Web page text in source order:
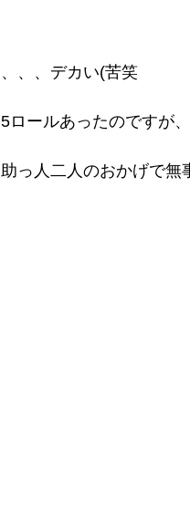
、、、デカい(苦笑
5ロールあったのですが
助っ人二人のおかげで無